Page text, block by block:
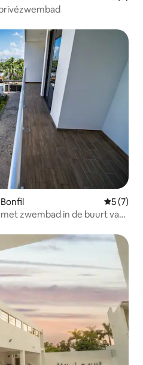
5 (7)
zwembad in de buurt van